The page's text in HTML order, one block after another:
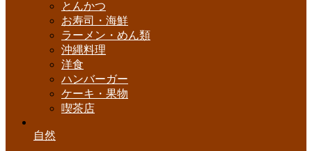
とんかつ
お寿司・海鮮
ラーメン・めん類
沖縄料理
洋食
ハンバーガー
ケーキ・果物
喫茶店
自然